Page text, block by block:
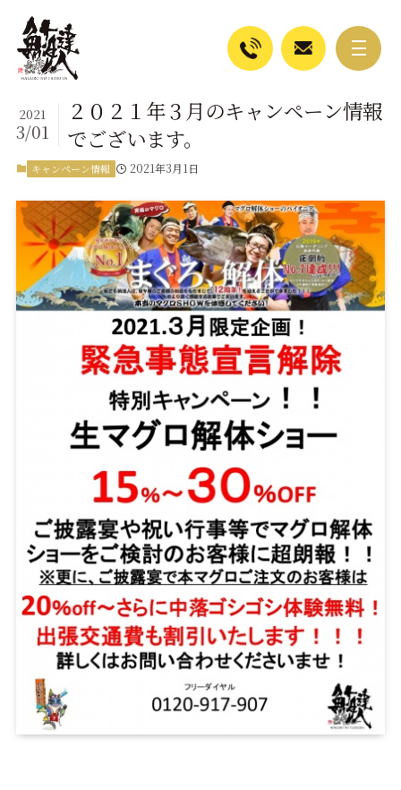
２０２１年３月のキャンペーン情報
でございます。
2021
3/01
キャンペーン情報 2021年3月1日